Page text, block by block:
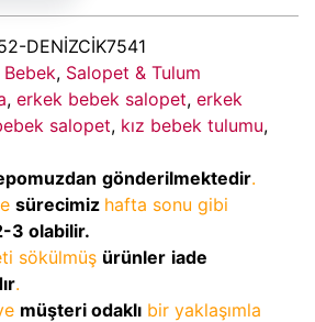
DENİZCİK7541
Bebek, Salopet & Tulum
, erkek bebek salopet, erkek
salopet, kız bebek tulumu,
gönderilmektedir.
sürecimiz hafta sonu gibi
3 olabilir.
sökülmüş ürünler iade
.
müşteri odaklı bir yaklaşımla